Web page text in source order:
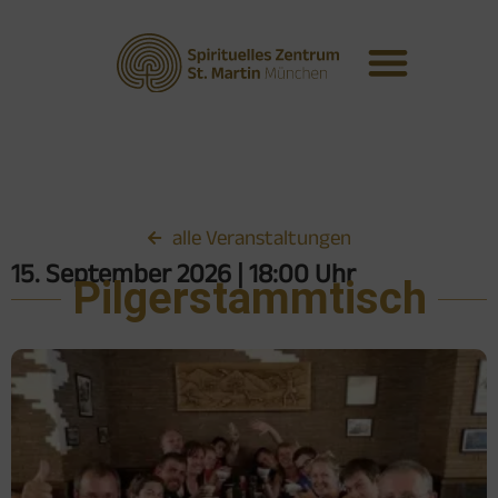
alle Veranstaltungen
15. September 2026 | 18:00 Uhr
Pilgerstammtisch